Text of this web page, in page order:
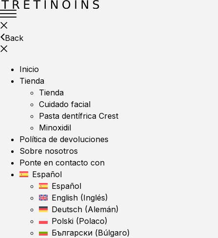
Back
Inicio
Tienda
Tienda
Cuidado facial
Pasta dentífrica Crest
Minoxidil
Política de devoluciones
Sobre nosotros
Ponte en contacto con
Español
Español
English (Inglés)
Deutsch (Alemán)
Polski (Polaco)
Български (Búlgaro)